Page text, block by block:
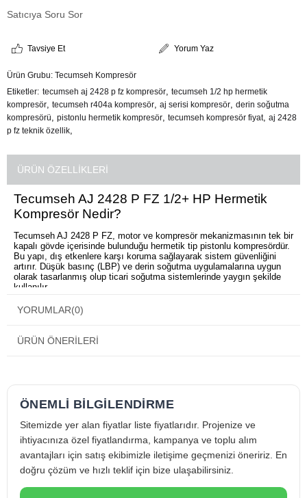
Satıcıya Soru Sor
Tavsiye Et Yorum Yaz
Ürün Grubu: Tecumseh Kompresör
Etiketler tecumseh aj 2428 p fz kompresör, tecumseh 1/2 hp hermetik
kompresör, tecumseh r404a kompresör, aj serisi kompresör, derin soğutma
kompresörü, pistonlu hermetik kompresör, tecumseh kompresör fiyat, aj 2428
p fz teknik özellik,
ÜRÜN ÖZELLIKLERI
Tecumseh AJ 2428 P FZ 1/2+ HP Hermetik
Kompresör Nedir?
Tecumseh AJ 2428 P FZ, motor ve kompresör mekanizmasının tek bir
kapalı gövde içerisinde bulunduğu hermetik tip pistonlu kompresördür.
Bu yapı, dış etkenlere karşı koruma sağlayarak sistem güvenliğini
artırır. Düşük basınç (LBP) ve derin soğutma uygulamalarına uygun
olarak tasarlanmış olup ticari soğutma sistemlerinde yaygın şekilde
kullanılır.
Tecumseh AJ 2428 P FZ 1/2+ HP Hermetik
Kompakt ve Verimli Hermetik Yapı
Öne çıkan avantajları:
Hermetik kapalı gövde ile dış etkenlere karşı yüksek dayanım
Düşük titreşim ve sessiz çalışma karakteri
Tecumseh AJ 2428 P FZ 1/2+ HP Hermetik
Kompresör Kompresör Kullanım Alanları
Derin soğutma gerektiren ticari sistemlerde geniş kullanım alanına
YORUMLAR(0)
ÜRÜN ÖNERILERI
ÖNEMLİ BİLGİLENDİRME
Sitemizde yer alan fiyatlar liste fiyatlarıdır. Projenize ve
ihtiyacınıza özel fiyatlandırma, kampanya ve toplu alım
avantajları için satış ekibimizle iletişime geçmenizi öneririz. En
doğru çözüm ve hızlı teklif için bize ulaşabilirsiniz.